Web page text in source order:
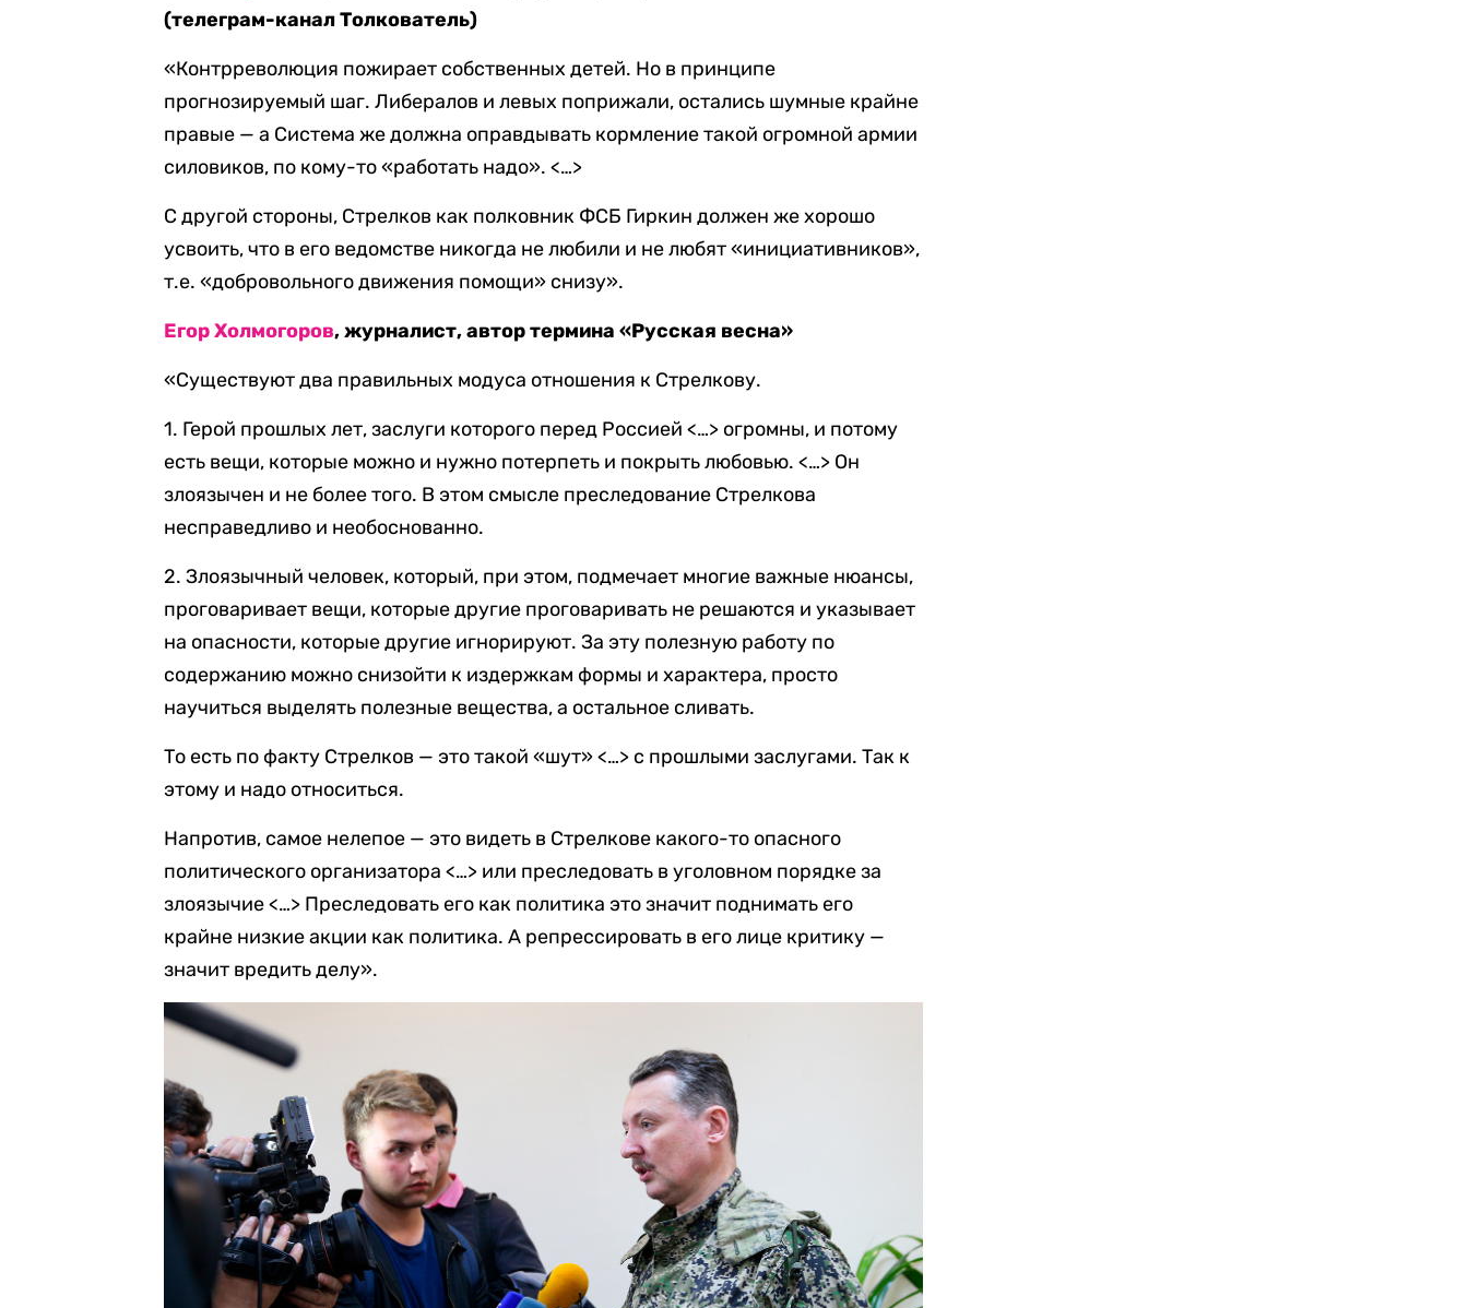
(телеграм-канал Толкователь)
«Контрреволюция пожирает собственных детей. Но в принципе
прогнозируемый шаг. Либералов и левых поприжали, остались шумные крайне
правые — а Система же должна оправдывать кормление такой огромной армии
силовиков, по кому-то «работать надо». <…>
С другой стороны, Стрелков как полковник ФСБ Гиркин должен же хорошо
усвоить, что в его ведомстве никогда не любили и не любят «инициативников»,
т.е. «добровольного движения помощи» снизу».
Егор Холмогоров, журналист, автор термина «Русская весна»
«Существуют два правильных модуса отношения к Стрелкову.
1. Герой прошлых лет, заслуги которого перед Россией <…> огромны, и потому
есть вещи, которые можно и нужно потерпеть и покрыть любовью. <…> Он
злоязычен и не более того. В этом смысле преследование Стрелкова
несправедливо и необоснованно.
2. Злоязычный человек, который, при этом, подмечает многие важные нюансы,
проговаривает вещи, которые другие проговаривать не решаются и указывает
на опасности, которые другие игнорируют. За эту полезную работу по
содержанию можно снизойти к издержкам формы и характера, просто
научиться выделять полезные вещества, а остальное сливать.
То есть по факту Стрелков — это такой «шут» <…> с прошлыми заслугами. Так к
этому и надо относиться.
Напротив, самое нелепое — это видеть в Стрелкове какого-то опасного
политического организатора <…> или преследовать в уголовном порядке за
злоязычие <…> Преследовать его как политика это значит поднимать его
крайне низкие акции как политика. А репрессировать в его лице критику —
значит вредить делу».